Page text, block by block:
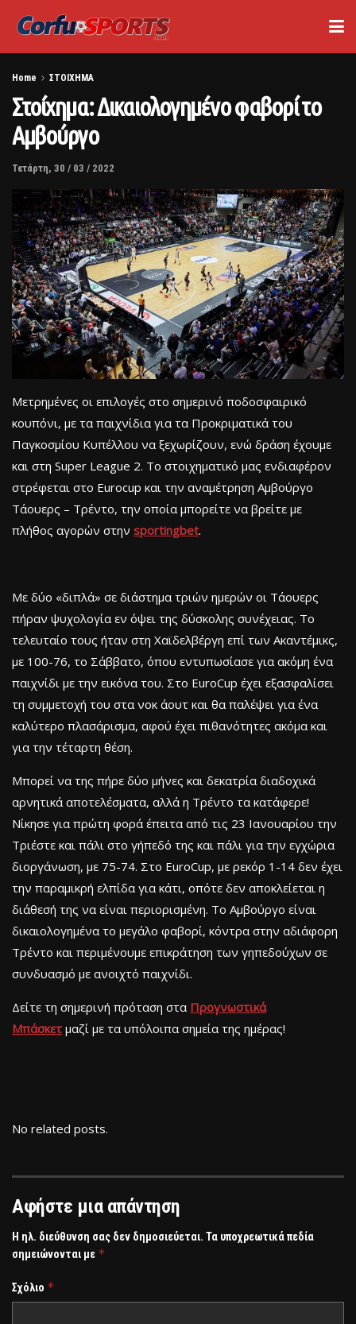
Home ΣΤΟΙΧΗΜΑ
Στοίχημα: Δικαιολογημένο φαβορί το
Αμβούργο
Τετάρτη, 30 / 03 / 2022
Μετρημένες οι επιλογές στο σημερινό ποδοσφαιρικό
κουπόνι, με τα παιχνίδια για τα Προκριματικά του
Παγκοσμίου Κυπέλλου να ξεχωρίζουν, ενώ δράση έχουμε
και στη Super League 2. Το στοιχηματικό μας ενδιαφέρον
στρέφεται στο Eurocup και την αναμέτρηση Αμβούργο
Τάουερς – Τρέντο, την οποία μπορείτε να βρείτε με
πλήθος αγορών στην sportingbet.
Με δύο «διπλά» σε διάστημα τριών ημερών οι Τάουερς
πήραν ψυχολογία εν όψει της δύσκολης συνέχειας. Το
τελευταίο τους ήταν στη Χαϊδελβέργη επί των Ακαντέμικς,
με 100-76, το Σάββατο, όπου εντυπωσίασε για ακόμη ένα
παιχνίδι με την εικόνα του. Στο EuroCup έχει εξασφαλίσει
τη συμμετοχή του στα νοκ άουτ και θα παλέψει για ένα
καλύτερο πλασάρισμα, αφού έχει πιθανότητες ακόμα και
για την τέταρτη θέση.
Μπορεί να της πήρε δύο μήνες και δεκατρία διαδοχικά
αρνητικά αποτελέσματα, αλλά η Τρέντο τα κατάφερε!
Νίκησε για πρώτη φορά έπειτα από τις 23 Ιανουαρίου την
Τριέστε και πάλι στο γήπεδό της και πάλι για την εγχώρια
διοργάνωση, με 75-74. Στο EuroCup, με ρεκόρ 1-14 δεν έχει
την παραμικρή ελπίδα για κάτι, οπότε δεν αποκλείεται η
διάθεσή της να είναι περιορισμένη. Το Αμβούργο είναι
δικαιολογημένα το μεγάλο φαβορί, κόντρα στην αδιάφορη
Τρέντο και περιμένουμε επικράτηση των γηπεδούχων σε
συνδυασμό με ανοιχτό παιχνίδι.
Δείτε τη σημερινή πρόταση στα Προγνωστικά
Μπάσκετ μαζί με τα υπόλοιπα σημεία της ημέρας!
No related posts.
Αφήστε μια απάντηση
Η ηλ. διεύθυνση σας δεν δημοσιεύεται. Τα υποχρεωτικά πεδία
σημειώνονται με *
Σχόλιο *